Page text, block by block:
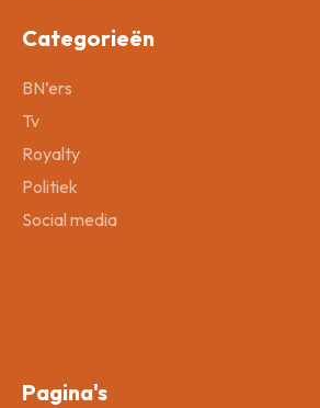
Categorieën
BN’ers
Tv
Royalty
Politiek
Social media
Pagina's